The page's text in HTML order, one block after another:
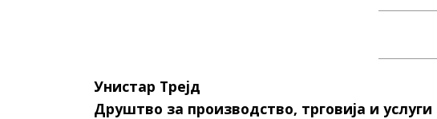
Унистар Трејд
Друштво за производство, трговија и услуги